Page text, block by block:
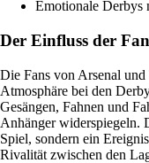
Emotionale Derbys
Der Einfluss der
Die Fans von Arsenal
Atmosphäre bei den
Gesängen, Fahnen und
Anhänger widerspiegeln.
Spiel, sondern ein
Rivalität zwischen den